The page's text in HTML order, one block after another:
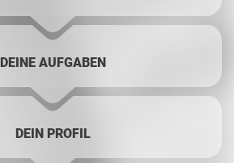
DEINE AUFGABEN
DEIN PROFIL